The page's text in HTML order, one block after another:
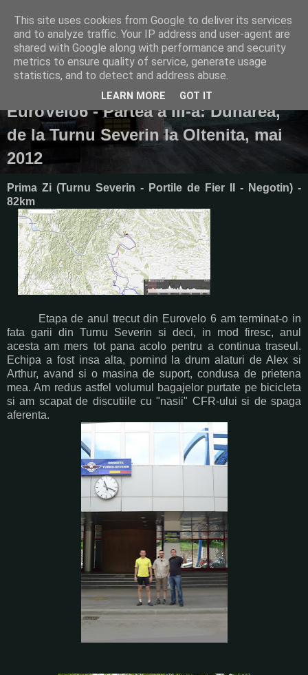
Plimbari cu bicicleta
miercuri, 6 iunie 2012
EuroVelo6 - Partea a III-a: Dunarea,
de la Turnu Severin la Oltenita, mai
2012
Prima Zi (Turnu Severin - Portile de Fier II - Negotin) -
82km
Etapa de anul trecut din Eurovelo 6 am terminat-o in
fata garii din Turnu Severin si deci, in mod firesc, anul
acesta am mers tot pana acolo pentru a continua traseul.
Echipa a fost insa alta, pornind la drum alaturi de Alex si
Arthur, avand si o masina de suport, condusa de prietena
mea. Am redus astfel volumul bagajelor purtate pe bicicleta
si am scapat de discutiile cu "nasii" CFR-ului si de spaga
aferenta.
This site uses cookies from Google to deliver its services
and to analyze traffic. Your IP address and user-agent are
shared with Google along with performance and security
metrics to ensure quality of service, generate usage
statistics, and to detect and address abuse.
LEARN MORE GOT IT